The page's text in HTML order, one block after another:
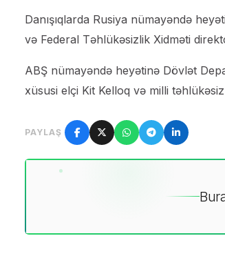
Danışıqlarda Rusiya nümayəndə
və Federal Təhlükəsizlik Xidməti
ABŞ nümayəndə heyətinə Dövlət
xüsusi elçi Kit Kelloq və milli
PAYLAŞ